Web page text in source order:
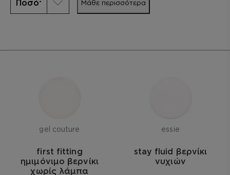
Μάθε περισσότερα
gel couture
first fitting
ημιμόνιμο βερνίκι
χωρίς λάμπα
essie
stay fluid βερνίκι
νυχιών